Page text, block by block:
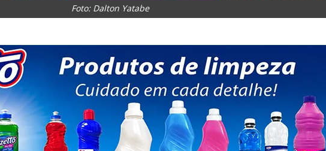
Foto: Dalton Yatabe